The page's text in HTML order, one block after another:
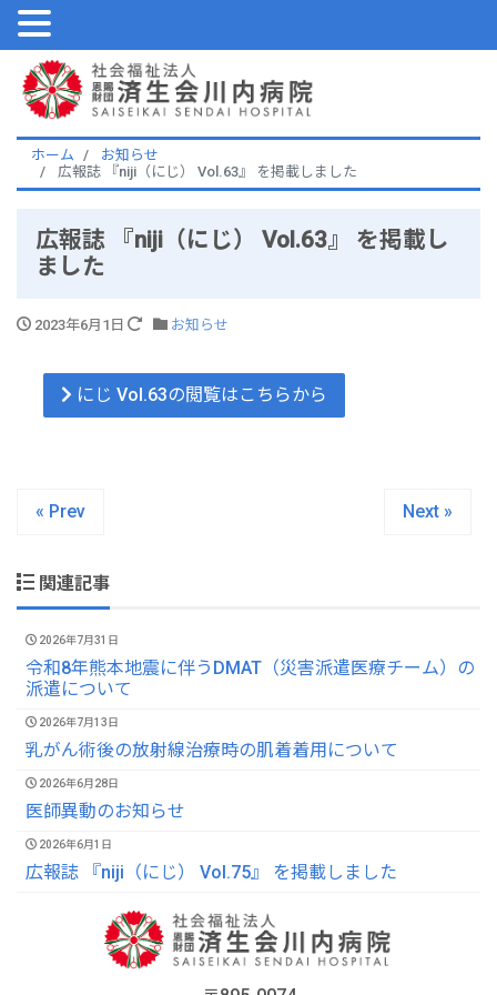
ホーム
お知らせ
広報誌 『niji（にじ） Vol.63』 を掲載しました
広報誌 『niji（にじ） Vol.63』 を掲載し
ました
2023年6月1日 お知らせ
にじ Vol.63の閲覧はこちらから
« Prev Next »
関連記事
2026年7月31日
令和8年熊本地震に伴うDMAT（災害派遣医療チーム）の
派遣について
2026年7月13日
乳がん術後の放射線治療時の肌着着用について
2026年6月28日
医師異動のお知らせ
2026年6月1日
広報誌 『niji（にじ） Vol.75』 を掲載しました